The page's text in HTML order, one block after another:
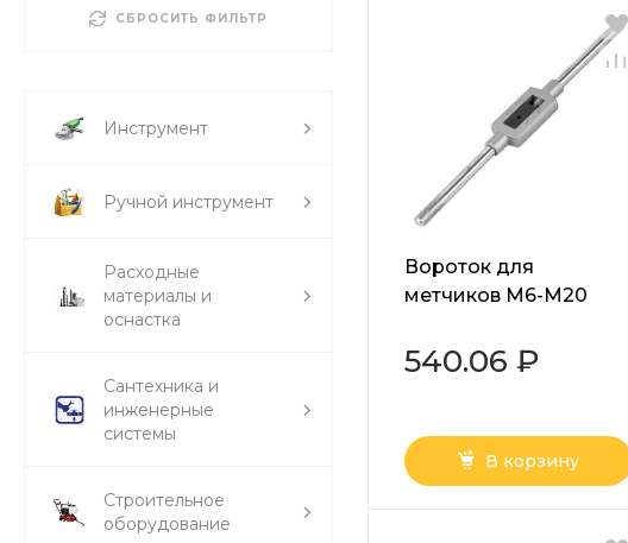
СБРОСИТЬ ФИЛЬТР
Инструмент
Ручной инструмент
Расходные
материалы и
оснастка
Сантехника и
инженерные
системы
Строительное
оборудование
Вороток для
метчиков М6-М20
540.06 ₽
В корзину